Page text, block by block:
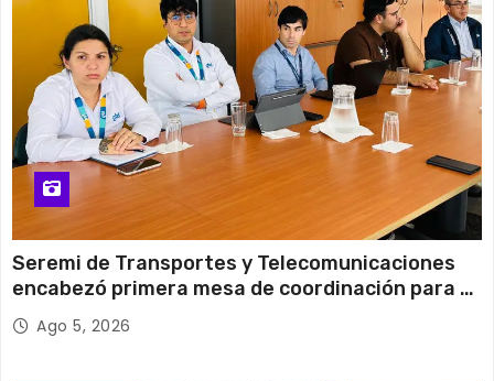
Seremi de Transportes y Telecomunicaciones
encabezó primera mesa de coordinación para el
retiro de cables en desuso en Iquique
Ago 5, 2026